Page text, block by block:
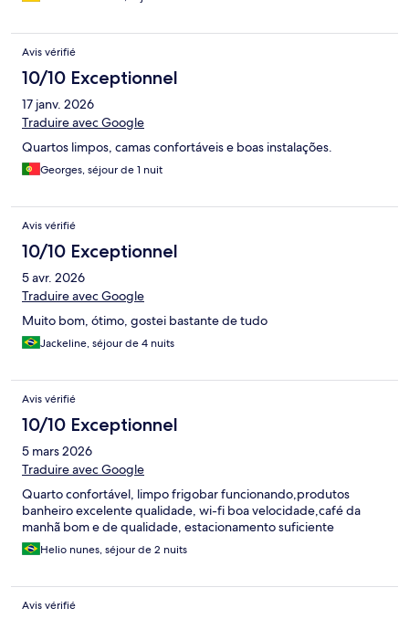
Avis vérifié
10/10 Exceptionnel
17 janv. 2026
Traduire avec Google
Quartos limpos, camas confortáveis e boas instalações.
Georges, séjour de 1 nuit
Avis vérifié
10/10 Exceptionnel
5 avr. 2026
Traduire avec Google
Muito bom, ótimo, gostei bastante de tudo
Jackeline, séjour de 4 nuits
Avis vérifié
10/10 Exceptionnel
5 mars 2026
Traduire avec Google
Quarto confortável, limpo frigobar funcionando,produtos
banheiro excelente qualidade, wi-fi boa velocidade,café da
manhã bom e de qualidade, estacionamento suficiente
Helio nunes, séjour de 2 nuits
Avis vérifié